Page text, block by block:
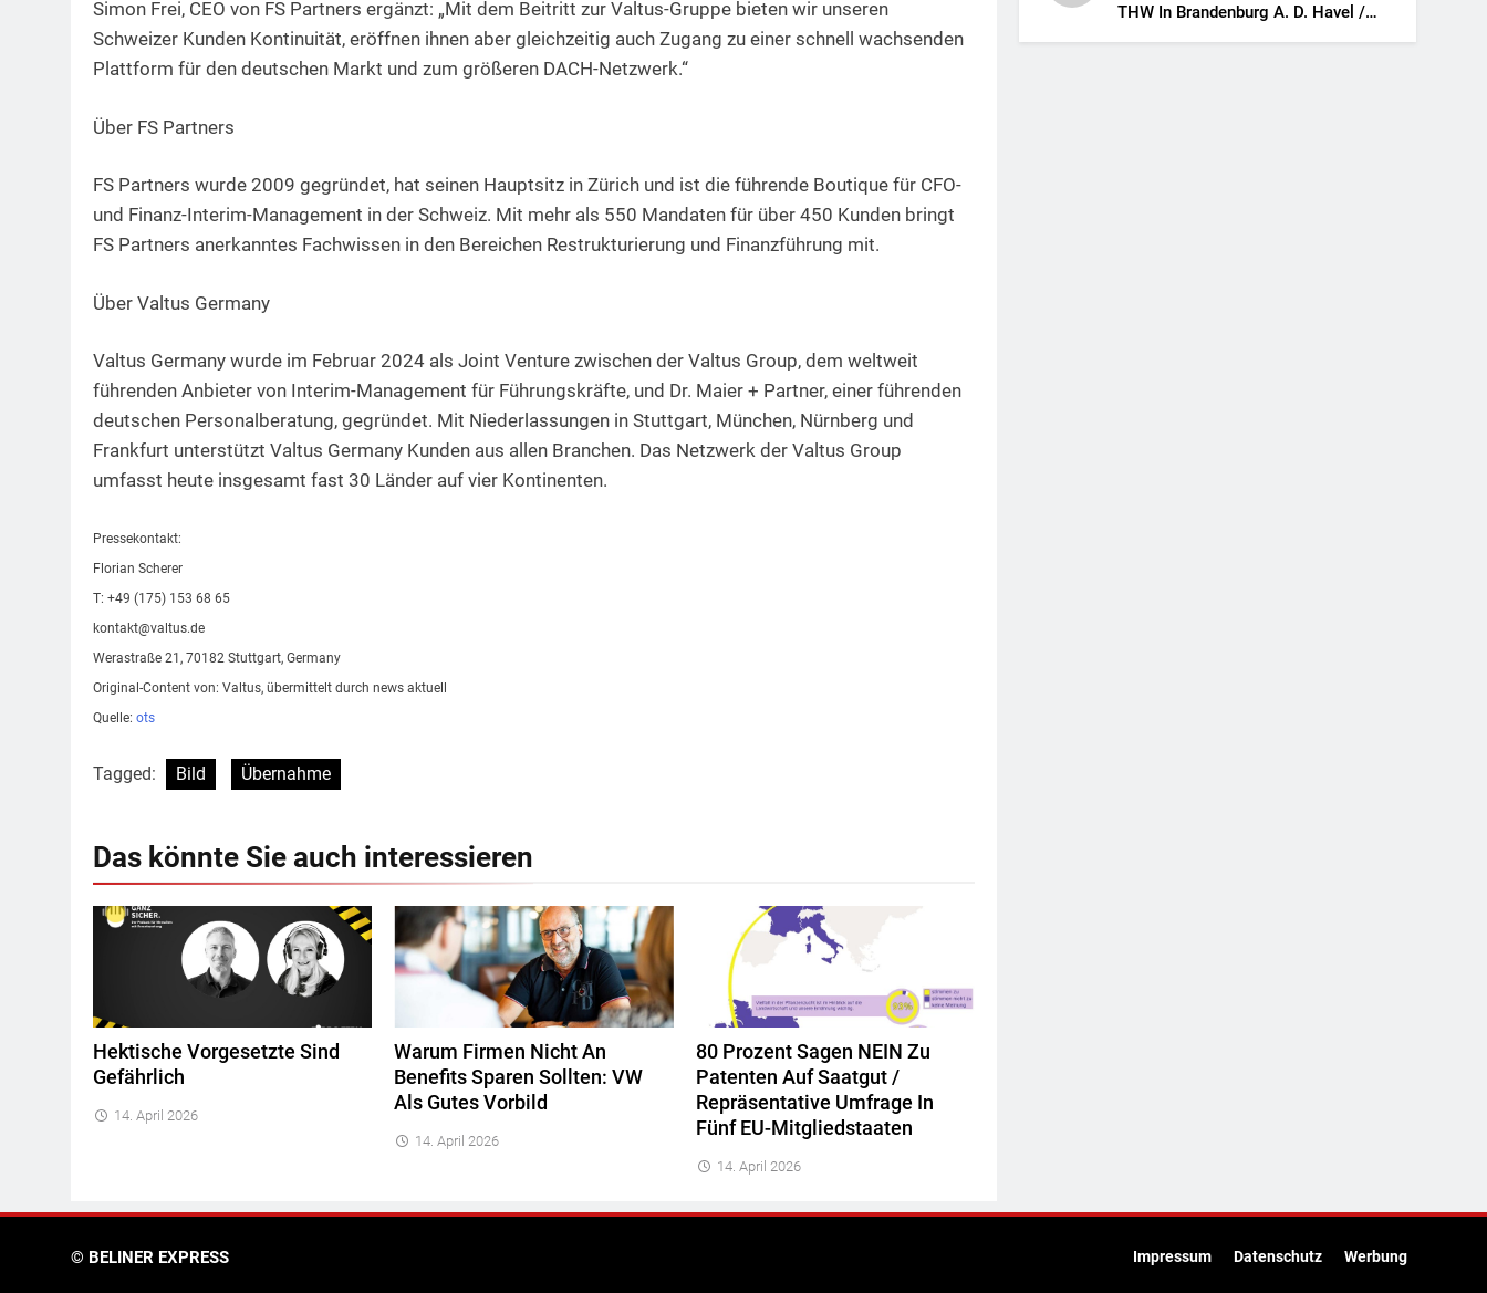
Simon Frei, CEO von FS Partners ergänzt: „Mit dem Beitritt zur Valtus-Gruppe bieten wir unseren
Schweizer Kunden Kontinuität, eröffnen ihnen aber gleichzeitig auch Zugang zu einer schnell wachsenden
Plattform für den deutschen Markt und zum größeren DACH-Netzwerk.“
Über FS Partners
FS Partners wurde 2009 gegründet, hat seinen Hauptsitz in Zürich und ist die führende Boutique für CFO-
und Finanz-Interim-Management in der Schweiz. Mit mehr als 550 Mandaten für über 450 Kunden bringt
FS Partners anerkanntes Fachwissen in den Bereichen Restrukturierung und Finanzführung mit.
Über Valtus Germany
Valtus Germany wurde im Februar 2024 als Joint Venture zwischen der Valtus Group, dem weltweit
führenden Anbieter von Interim-Management für Führungskräfte, und Dr. Maier + Partner, einer führenden
deutschen Personalberatung, gegründet. Mit Niederlassungen in Stuttgart, München, Nürnberg und
Frankfurt unterstützt Valtus Germany Kunden aus allen Branchen. Das Netzwerk der Valtus Group
umfasst heute insgesamt fast 30 Länder auf vier Kontinenten.
Pressekontakt:
Florian Scherer
T: +49 (175) 153 68 65
kontakt@valtus.de
Werastraße 21, 70182 Stuttgart, Germany
Original-Content von: Valtus, übermittelt durch news aktuell
Quelle: ots
Tagged: Bild Übernahme
Das könnte Sie auch interessieren
Hektische Vorgesetzte Sind
Gefährlich
14. April 2026
Warum Firmen Nicht An
Benefits Sparen Sollten: VW
Als Gutes Vorbild
14. April 2026
80 Prozent Sagen NEIN Zu
Patenten Auf Saatgut /
Repräsentative Umfrage In
Fünf EU-Mitgliedstaaten
14. April 2026
THW In Brandenburg A. D. Havel /
Zwei Frauen An Der Spitze Des
© BELINER EXPRESS Impressum Datenschutz Werbung